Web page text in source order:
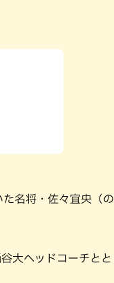
名将・佐々宜央（の
大ヘッドコーチとと